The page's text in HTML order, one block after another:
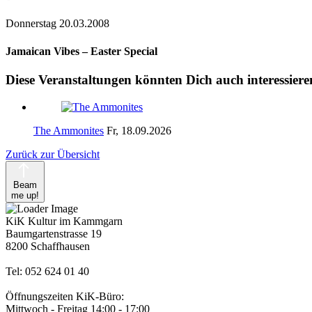
Donnerstag 20.03.2008
Jamaican Vibes – Easter Special
Diese Veranstaltungen könnten Dich auch
The Ammonites Fr, 18.09.2026
Zurück zur Übersicht
Beam
me up!
KiK Kultur im Kammgarn
Baumgartenstrasse 19
8200 Schaffhausen
Tel: 052 624 01 40
Öffnungszeiten KiK-Büro:
Mittwoch - Freitag 14:00 - 17:00